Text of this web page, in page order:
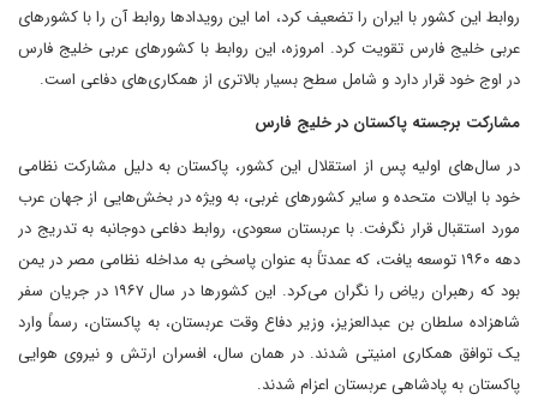
روابط این کشور با ایران را تضعیف کرد، اما این رویدادها روابط آن را با کشورهای
عربی خلیج فارس تقویت کرد. امروزه، این روابط با کشورهای عربی خلیج فارس
در اوج خود قرار دارد و شامل سطح بسیار بالاتری از همکاری‌های دفاعی است.
مشارکت برجسته پاکستان در خلیج فارس
در سال‌های اولیه پس از استقلال این کشور، پاکستان به دلیل مشارکت نظامی
خود با ایالات متحده و سایر کشورهای غربی، به ویژه در بخش‌هایی از جهان عرب
مورد استقبال قرار نگرفت. با عربستان سعودی، روابط دفاعی دوجانبه به تدریج در
دهه ۱۹۶۰ توسعه یافت، که عمدتاً به عنوان پاسخی به مداخله نظامی مصر در یمن
بود که رهبران ریاض را نگران می‌کرد. این کشورها در سال ۱۹۶۷ در جریان سفر
شاهزاده سلطان بن عبدالعزیز، وزیر دفاع وقت عربستان، به پاکستان، رسماً وارد
یک توافق همکاری امنیتی شدند. در همان سال، افسران ارتش و نیروی هوایی
پاکستان به پادشاهی عربستان اعزام شدند.